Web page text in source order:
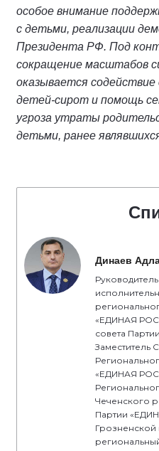
особое внимание
с детьми, реализации
Президента РФ. Под
сокращение масштабов
оказывается
детей-сирот и помощь
угроза утраты
детьми, ранее
Динаев
«ЕДИНАЯ
совета
Заместитель
«ЕДИНАЯ
Чеченского
Партии
Грозненской